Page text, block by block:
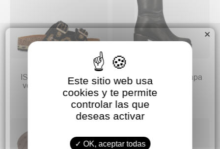
ISTERIA Sandalia bio
vegana confort mujer
ISTERIA Bota alta napa
elástica vegana
×
Este sitio web usa
cookies y te permite
controlar las que
deseas activar
OK, aceptar todas